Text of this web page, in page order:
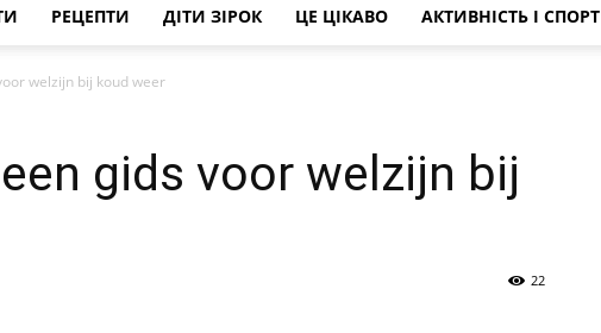
РЕЦЕПТИ ДІТИ ЗІРОК ЦЕ ЦІКАВО АКТИВНІСТЬ І СПОРТ
welzijn bij koud weer
gids voor welzijn bij
22